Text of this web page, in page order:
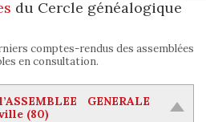
du Cercle généalogique
comptes-rendus des assemblées
en consultation.
GENERALE
(80)